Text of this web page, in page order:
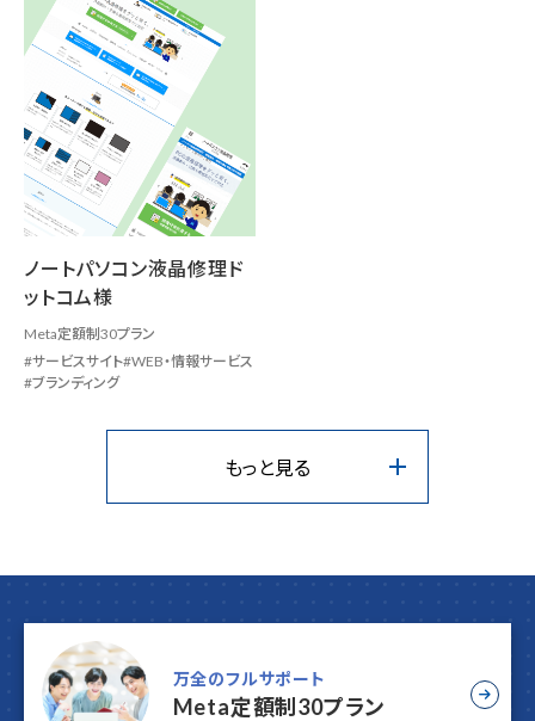
ノートパソコン液晶修理ド
ットコム様
Meta定額制30プラン
サービスサイト WEB・情報サービス
ブランディング
もっと見る
万全のフルサポート
Meta定額制30プラン